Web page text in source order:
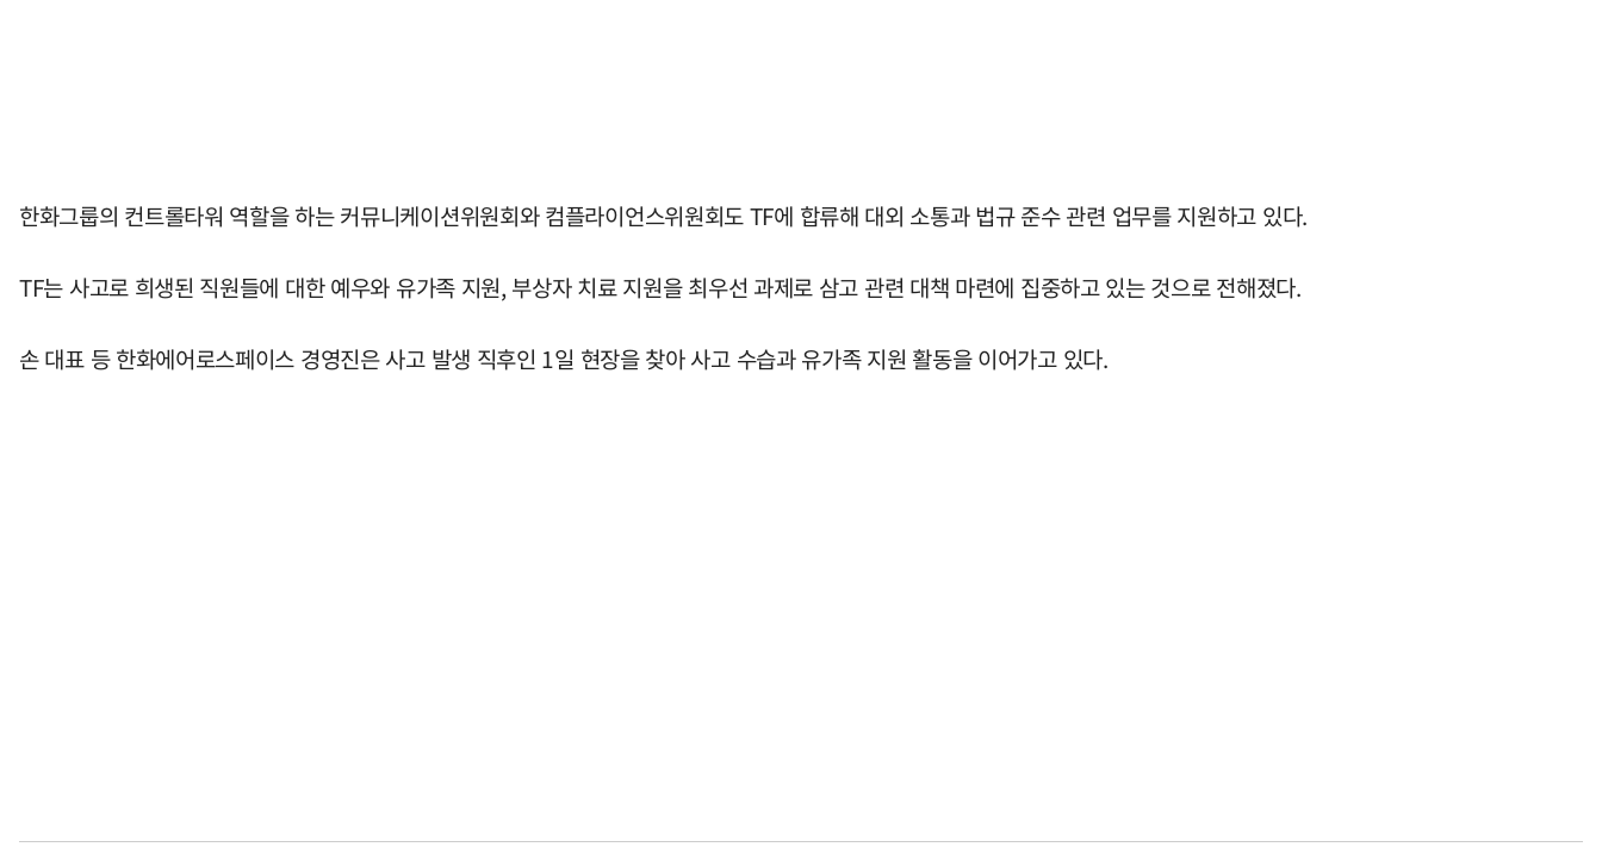
한화그룹의 컨트롤타워 역할을 하는 커뮤니케이션위원회와 컴플라이언스위원회도 TF에 합류해 대외 소통과 법규 준수 관련 업무를 지원하고 있다.
TF는 사고로 희생된 직원들에 대한 예우와 유가족 지원, 부상자 치료 지원을 최우선 과제로 삼고 관련 대책 마련에 집중하고 있는 것으로 전해졌다.
손 대표 등 한화에어로스페이스 경영진은 사고 발생 직후인 1일 현장을 찾아 사고 수습과 유가족 지원 활동을 이어가고 있다.